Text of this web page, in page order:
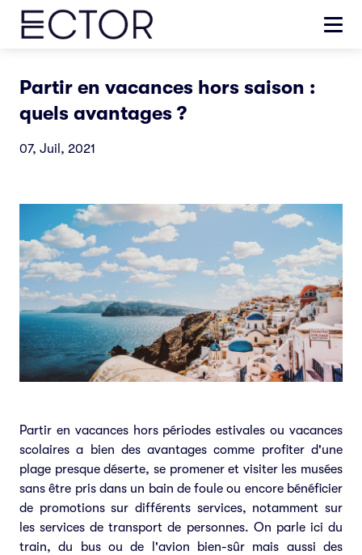
Partir en vacances hors saison :
quels avantages ?
07, Juil, 2021
Partir en vacances hors périodes estivales ou vacances
scolaires a bien des avantages comme profiter d'une
plage presque déserte, se promener et visiter les musées
sans être pris dans un bain de foule ou encore bénéficier
de promotions sur différents services, notamment sur
les services de transport de personnes. On parle ici du
train, du bus ou de l'avion bien-sûr mais aussi des